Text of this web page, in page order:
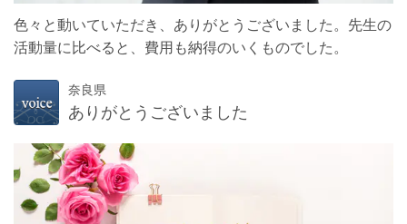
色々と動いていただき、ありがとうございました。先生の
活動量に比べると、費用も納得のいくものでした。
奈良県
ありがとうございました